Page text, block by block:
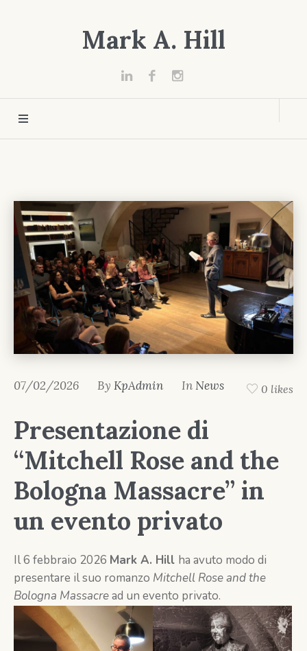
Mark A. Hill
07/02/2026 By KpAdmin InNews 0 likes
Presentazione di
“Mitchell Rose and the
Bologna Massacre” in
un evento privato
Il 6 febbraio 2026 Mark A. Hill ha avuto modo di
presentare il suo romanzo Mitchell Rose and the
Bologna Massacread un evento privato.